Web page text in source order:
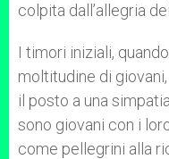
colpita dall’allegria
I timori iniziali,
moltitudine di
il posto a una
sono giovani con i
come pellegrini alla